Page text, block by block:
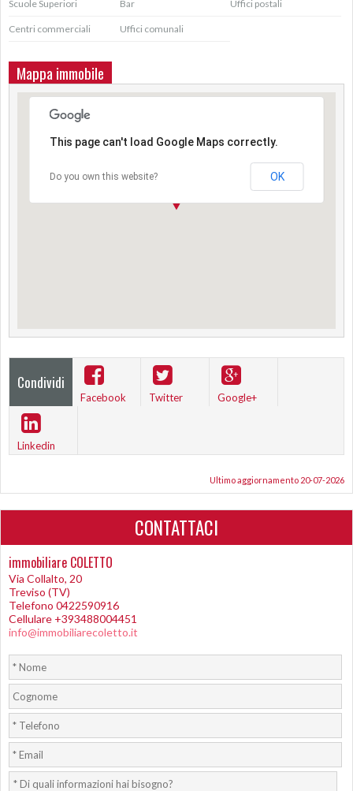
Scuole Superiori Bar Uffici postali
Centri commerciali Uffici comunali
Mappa immobile
This page can't load Google Maps correctly.
Do you own this website? OK
Condividi
Facebook Twitter Google+
Linkedin
Ultimo aggiornamento 20-07-2026
CONTATTACI
immobiliare COLETTO
Via Collalto, 20
Treviso (TV)
Telefono 0422590916
Cellulare +393488004451
info@immobiliarecoletto.it